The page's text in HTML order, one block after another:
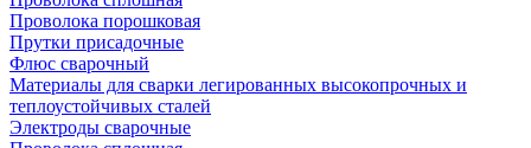
Проволока порошковая
Прутки присадочные
Флюс сварочный
Материалы для сварки легированных высокопрочных и
теплоустойчивых сталей
Электроды сварочные